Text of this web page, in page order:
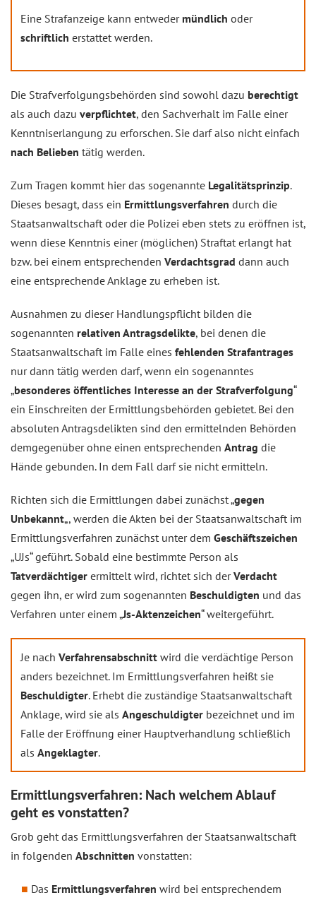
Eine Strafanzeige kann entweder mündlich oder
schriftlich erstattet werden.
Die Strafverfolgungsbehörden sind sowohl dazu berechtigt
als auch dazu verpflichtet, den Sachverhalt im Falle einer
Kenntniserlangung zu erforschen. Sie darf also nicht einfach
nach Belieben tätig werden.
Zum Tragen kommt hier das sogenannte Legalitätsprinzip.
Dieses besagt, dass ein Ermittlungsverfahren durch die
Staatsanwaltschaft oder die Polizei eben stets zu eröffnen ist,
wenn diese Kenntnis einer (möglichen) Straftat erlangt hat
bzw. bei einem entsprechenden Verdachtsgrad dann auch
eine entsprechende Anklage zu erheben ist.
Ausnahmen zu dieser Handlungspflicht bilden die
sogenannten relativen Antragsdelikte, bei denen die
Staatsanwaltschaft im Falle eines fehlenden Strafantrages
nur dann tätig werden darf, wenn ein sogenanntes
„besonderes öffentliches Interesse an der Strafverfolgung“
ein Einschreiten der Ermittlungsbehörden gebietet. Bei den
absoluten Antragsdelikten sind den ermittelnden Behörden
demgegenüber ohne einen entsprechenden Antrag die
Hände gebunden. In dem Fall darf sie nicht ermitteln.
Richten sich die Ermittlungen dabei zunächst „gegen
Unbekannt„, werden die Akten bei der Staatsanwaltschaft im
Ermittlungsverfahren zunächst unter dem Geschäftszeichen
„UJs“ geführt. Sobald eine bestimmte Person als
Tatverdächtiger ermittelt wird, richtet sich derVerdacht
gegen ihn, er wird zum sogenannten Beschuldigten und das
Verfahren unter einem „Js-Aktenzeichen“ weitergeführt.
Je nach Verfahrensabschnitt wird die verdächtige Person
anders bezeichnet. Im Ermittlungsverfahren heißt sie
Beschuldigter. Erhebt die zuständige Staatsanwaltschaft
Anklage, wird sie als Angeschuldigter bezeichnet und im
Falle der Eröffnung einer Hauptverhandlung schließlich
als Angeklagter.
Ermittlungsverfahren: Nach welchem Ablauf
geht es vonstatten?
Grob geht das Ermittlungsverfahren der Staatsanwaltschaft
in folgenden Abschnitten vonstatten:
Das Ermittlungsverfahren wird bei entsprechendem